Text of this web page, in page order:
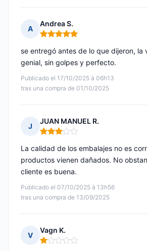
A
Andrea S.
Nota: 5 de 5
Publicado el 17/10/2025 à 06h13
tras una compra de 01/10/2025
se entregó antes de lo que dijeron, la
genial, sin golpes y perfecto.
J
JUAN MANUEL R.
Nota: 3 de 5
Publicado el 07/10/2025 à 13h56
tras una compra de 13/09/2025
La calidad de los embalajes no es
productos vienen dañados. No
cliente es buena.
V
Vagn K.
Nota: 1 de 5